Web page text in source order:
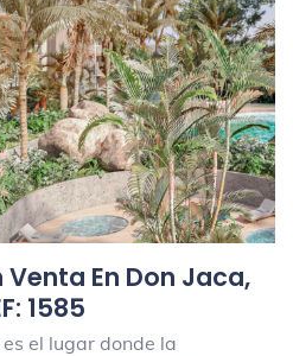
En Don Jaca,
1585
el lugar donde la